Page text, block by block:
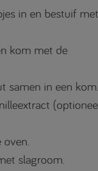
in en bestuif met
kom met de
samen in een kom.
slagroom.